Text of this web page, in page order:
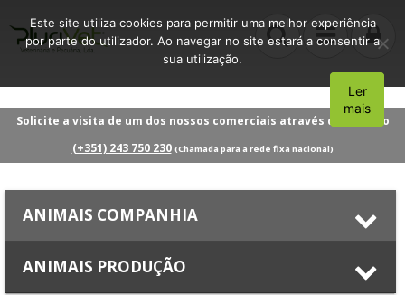
Solicite a visita de um dos nossos comerciais através do número
(+351) 243 750 230 (Chamada para a rede fixa nacional)
ANIMAIS COMPANHIA
ANIMAIS PRODUÇÃO
Este site utiliza cookies para permitir uma melhor experiência
por parte do utilizador. Ao navegar no site estará a consentir a
sua utilização.
Aceito
Ler
mais